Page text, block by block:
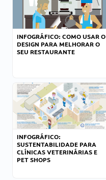
INFOGRÁFICO: COMO USAR O
DESIGN PARA MELHORAR O
SEU RESTAURANTE
INFOGRÁFICO:
SUSTENTABILIDADE PARA
CLÍNICAS VETERINÁRIAS E
PET SHOPS